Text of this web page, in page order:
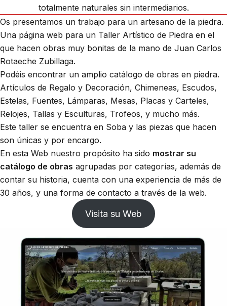
totalmente naturales sin intermediarios.
Os presentamos un trabajo para un artesano de la piedra.
Una página web para un Taller Artístico de Piedra en el
que hacen obras muy bonitas de la mano de Juan Carlos
Rotaeche Zubillaga.
Podéis encontrar un amplio catálogo de obras en piedra.
Artículos de Regalo y Decoración, Chimeneas, Escudos,
Estelas, Fuentes, Lámparas, Mesas, Placas y Carteles,
Relojes, Tallas y Esculturas, Trofeos, y mucho más.
Este taller se encuentra en Soba y las piezas que hacen
son únicas y por encargo.
En esta Web nuestro propósito ha sido mostrar su
catálogo de obras agrupadas por categorías, además de
contar su historia, cuenta con una experiencia de más de
30 años, y una forma de contacto a través de la web.
Visita su Web